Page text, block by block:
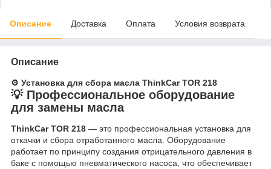
Описание Доставка Оплата Условия возврата
Описание
⚙️ Установка для сбора масла ThinkCar TOR 218
💡 Профессиональное оборудование
для замены масла
ThinkCar TOR 218 — это профессиональная установка для
откачки и сбора отработанного масла. Оборудование
работает по принципу создания отрицательного давления в
баке с помощью пневматического насоса, что обеспечивает